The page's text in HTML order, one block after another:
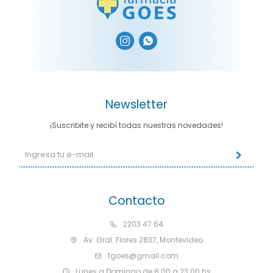
 
Contacto
2203 47 64
Av. Gral. Flores 2837, Montevideo
fgoes@gmail.com
Newsletter
¡Suscribite y recibí todas nuestras novedades!